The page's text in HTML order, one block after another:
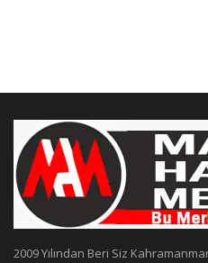
2009 Yılından Beri Siz